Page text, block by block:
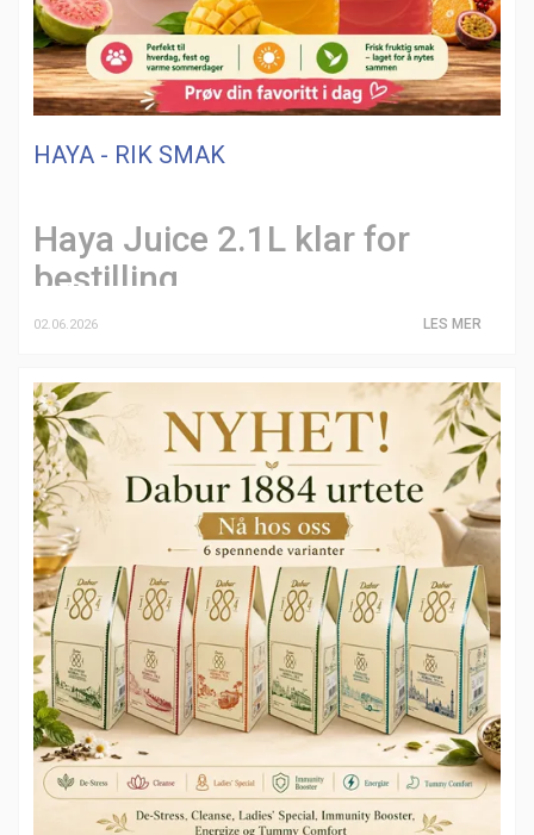
HAYA - RIK SMAK
Haya Juice 2.1L klar for
bestilling
02.06.2026 LES MER